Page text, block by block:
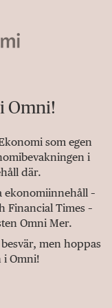
Omni!
som egen
i
där.
ekonomiinnehåll –
Financial Times –
Omni Mer.
men hoppas
i Omni!